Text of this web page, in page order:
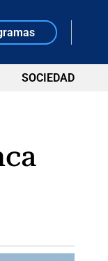
SOCIEDAD